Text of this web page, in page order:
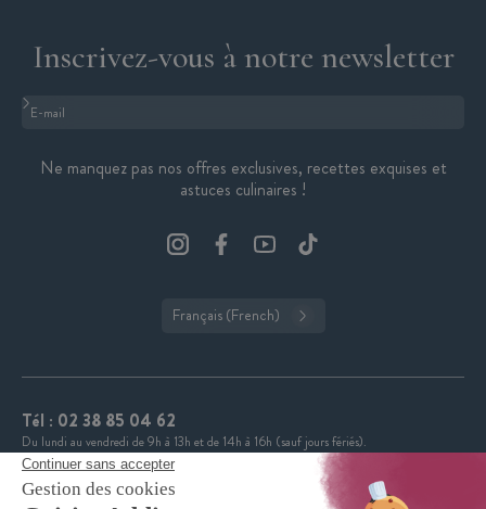
Inscrivez-vous à notre newsletter
Format : adresse@email.com
Ne manquez pas nos offres exclusives, recettes exquises et
astuces culinaires !
Français (French)
Tél : 02 38 85 04 62
Du lundi au vendredi de 9h à 13h et de 14h à 16h (sauf jours fériés).
CuisineAddict affiche une note de 4,7 sur 5 grâce à plus